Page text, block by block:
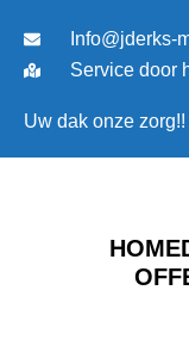
naar
Info@jderks-
Service door
Uw dak onze zorg!!
HOME